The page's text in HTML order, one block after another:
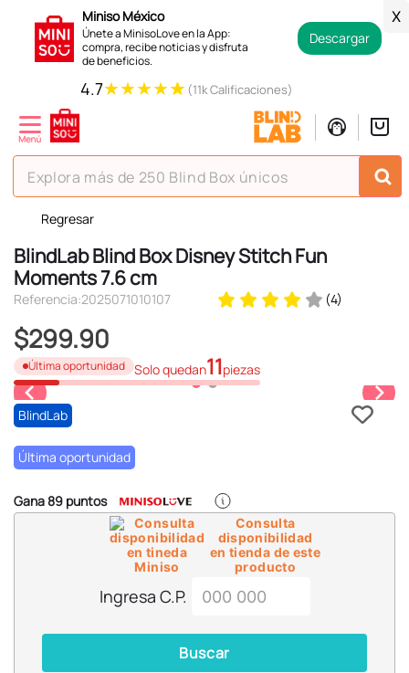
Miniso México
Únete a MinisoLove en la App:
compra, recibe noticias y disfruta
de beneficios.
Descargar
X
4.7★★★★★ (11k Calificaciones)
Explora más de 250 Blind Box únicos
Regresar
BlindLab Blind Box Disney Stitch Fun
Moments 7.6 cm
Referencia:2025071010107 (4)
$299.90
Última oportunidad Solo quedan11piezas
BlindLab
Última oportunidad
Gana 89 puntos
Consulta
disponibilidad
en tienda de este
producto
Ingresa C.P.
Buscar
TÉRMINOS MÁS BUSCADOS
1.
hello kitty
2.
spiderman
4.
osito cariñosito
5.
blind box
6.
pokemon
7.
llaveros
9.
chiikawas